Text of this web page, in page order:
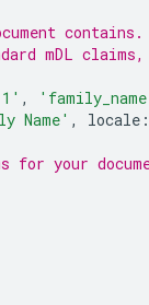
contains.
mDL claims,
,
Name' , locale :
your